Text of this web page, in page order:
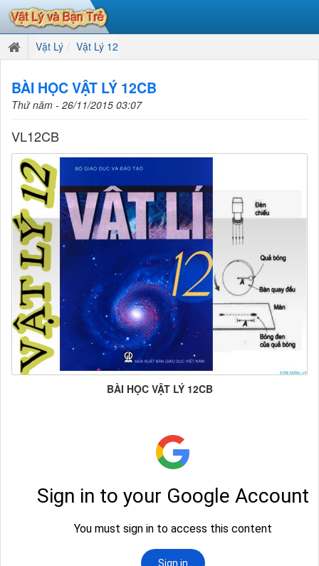
Vật Lý Vật Lý 12
BÀI HỌC VẬT LÝ 12CB
Thứ năm - 26/11/2015 03:07
VL12CB
BÀI HỌC VẬT LÝ 12CB